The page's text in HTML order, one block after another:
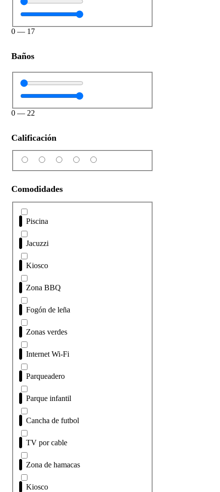
0 — 17
Baños
0 — 22
Calificación
Comodidades
Piscina
Jacuzzi
Kiosco
Zona BBQ
Fogón de leña
Zonas verdes
Internet Wi-Fi
Parqueadero
Parque infantil
Cancha de futbol
TV por cable
Zona de hamacas
Kiosco